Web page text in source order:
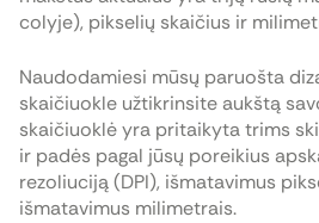
colyje), pikselių skaičius ir
Naudodamiesi mūsų paruošta
skaičiuokle užtikrinsite aukštą
skaičiuoklė yra pritaikyta trims
ir padės pagal jūsų poreikius
rezoliuciją (DPI), išmatavimus
išmatavimus milimetrais.